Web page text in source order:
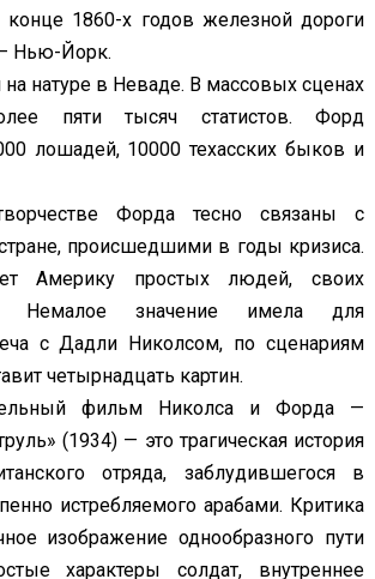
конце 1860-х годов железной дороги
Нью-Йорк.
натуре в Неваде. В массовых сценах
пяти тысяч статистов. Форд
лошадей, 10000 техасских быков и
Форда тесно связаны с
происшедшими в годы кризиса.
Америку простых людей, своих
Немалое значение имела для
с Дадли Николсом, по сценариям
четырнадцать картин.
фильм Николса и Форда —
(1934) — это трагическая история
отряда, заблудившегося в
истребляемого арабами. Критика
изображение однообразного пути
характеры солдат, внутреннее